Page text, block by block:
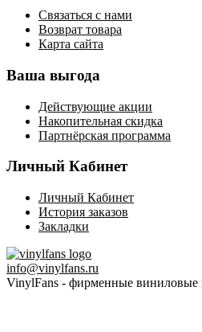
Связаться с нами
Возврат товара
Карта сайта
Ваша выгода
Действующие акции
Накопительная скидка
Партнёрская программа
Личный Кабинет
Личный Кабинет
История заказов
Закладки
info@vinylfans.ru
VinylFans - фирменные